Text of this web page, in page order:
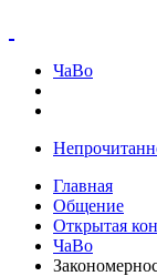
ЧаВо
Главная
Общение
Открытая
ЧаВо